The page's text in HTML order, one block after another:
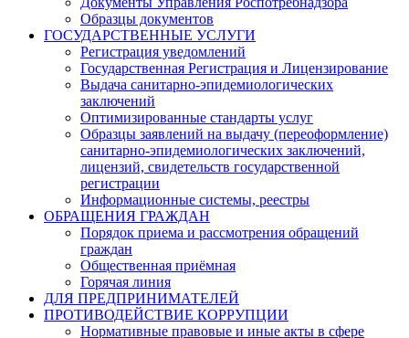
Образцы документов
ГОСУДАРСТВЕННЫЕ УСЛУГИ
Регистрация уведомлений
Государственная Регистрация и Лицензирование
Выдача санитарно-эпидемиологических
заключений
Оптимизированные стандарты услуг
Образцы заявлений на выдачу (переоформление)
санитарно-эпидемиологических заключений,
лицензий, свидетельств государственной
регистрации
Информационные системы, реестры
ОБРАЩЕНИЯ ГРАЖДАН
Порядок приема и рассмотрения обращений
граждан
Общественная приёмная
Горячая линия
ДЛЯ ПРЕДПРИНИМАТЕЛЕЙ
ПРОТИВОДЕЙСТВИЕ КОРРУПЦИИ
Нормативные правовые и иные акты в сфере